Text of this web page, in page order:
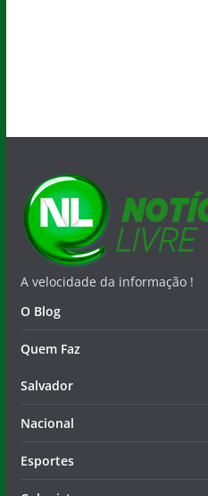
A velocidade da informação !
O Blog
Quem Faz
Salvador
Nacional
Esportes
Colunistas
Municípios